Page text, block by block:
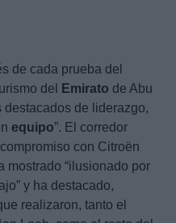
de cada prueba del
del
Emirato de Abu
destacados de liderazgo,
equipo”. El corredor
con Citroën
mostrado “ilusionado por
y ha destacado,
realizaron, tanto el